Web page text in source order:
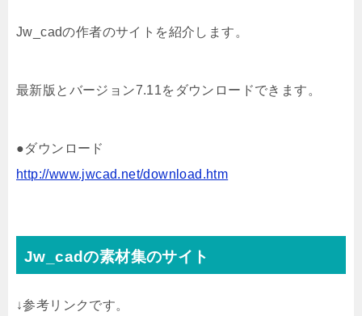
Jw_cadの作者のサイトを紹介します。
最新版とバージョン7.11をダウンロードできます。
●ダウンロード
http://www.jwcad.net/download.htm
Jw_cadの素材集のサイト
↓参考リンクです。